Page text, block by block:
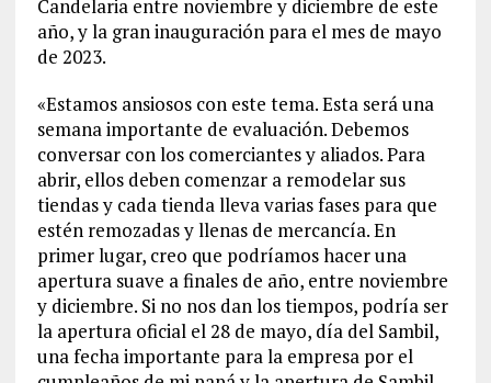
Candelaria entre noviembre y diciembre de este
año, y la gran inauguración para el mes de mayo
de 2023.
«Estamos ansiosos con este tema. Esta será una
semana importante de evaluación. Debemos
conversar con los comerciantes y aliados. Para
abrir, ellos deben comenzar a remodelar sus
tiendas y cada tienda lleva varias fases para que
estén remozadas y llenas de mercancía. En
primer lugar, creo que podríamos hacer una
apertura suave a finales de año, entre noviembre
y diciembre. Si no nos dan los tiempos, podría ser
la apertura oficial el 28 de mayo, día del Sambil,
una fecha importante para la empresa por el